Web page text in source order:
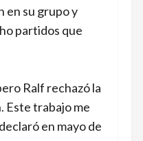
en su grupo y
partidos que
Ralf rechazó la
Este trabajo me
en mayo de